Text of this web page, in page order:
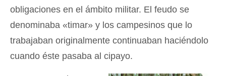
obligaciones en el ámbito militar. El feudo se
denominaba «timar» y los campesinos que lo
trabajaban originalmente continuaban haciéndolo
cuando éste pasaba al cipayo.